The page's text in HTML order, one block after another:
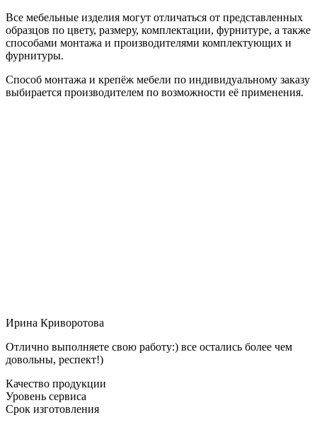
Все мебельные изделия могут отличаться от представленных
образцов по цвету, размеру, комплектации, фурнитуре, а также
способами монтажа и производителями комплектующих и
фурнитуры.
Способ монтажа и крепёж мебели по индивидуальному заказу
выбирается производителем по возможности её применения.
Ирина Криворотова
Отлично выполняете свою работу:) все остались более чем
довольны, респект!)
Качество продукции
Уровень сервиса
Срок изготовления